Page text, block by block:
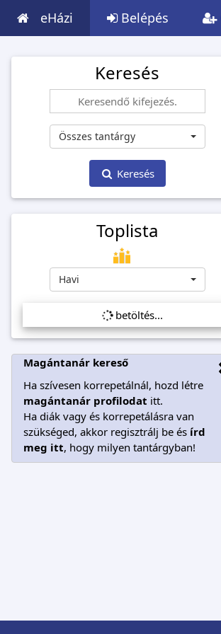
eHázi Belépés
Keresés
Összes tantárgy
Keresés
Toplista
Havi
betöltés...
Magántanár kereső
Ha szívesen korrepetálnál, hozd létre
magántanár profilodat itt.
Ha diák vagy és korrepetálásra van
szükséged, akkor regisztrálj be és írd
meg itt, hogy milyen tantárgyban!